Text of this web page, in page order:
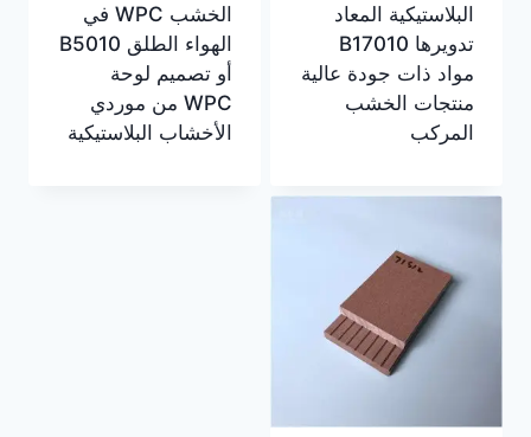
البلاستيكية المعاد
تدويرها B17010
مواد ذات جودة عالية
منتجات الخشب
المركب
الخشب WPC في
الهواء الطلق B5010
أو تصميم لوحة
WPC من موردي
الأخشاب البلاستيكية